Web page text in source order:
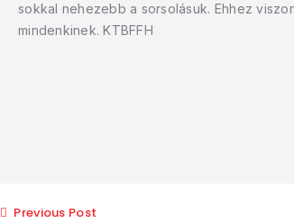
sokkal nehezebb a sorsolásuk. Ehhez
mindenkinek. KTBFFH
Previous Post